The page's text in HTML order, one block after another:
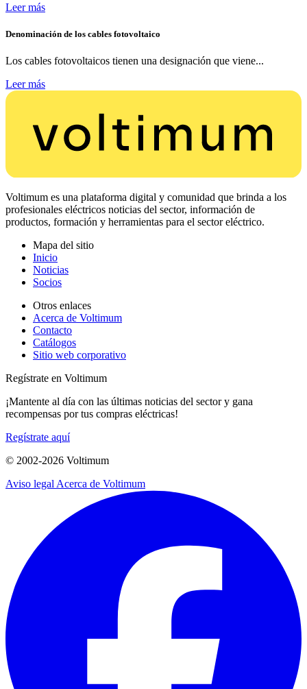
Leer más
Denominación de los cables fotovoltaico
Los cables fotovoltaicos tienen una designación que viene...
Leer más
Voltimum es una plataforma digital y comunidad que brinda a los
profesionales eléctricos noticias del sector, información de
productos, formación y herramientas para el sector eléctrico.
Mapa del sitio
Inicio
Noticias
Socios
Otros enlaces
Acerca de Voltimum
Contacto
Catálogos
Sitio web corporativo
Regístrate en Voltimum
¡Mantente al día con las últimas noticias del sector y gana
recompensas por tus compras eléctricas!
Regístrate aquí
© 2002-2026 Voltimum
Aviso legal Acerca de Voltimum